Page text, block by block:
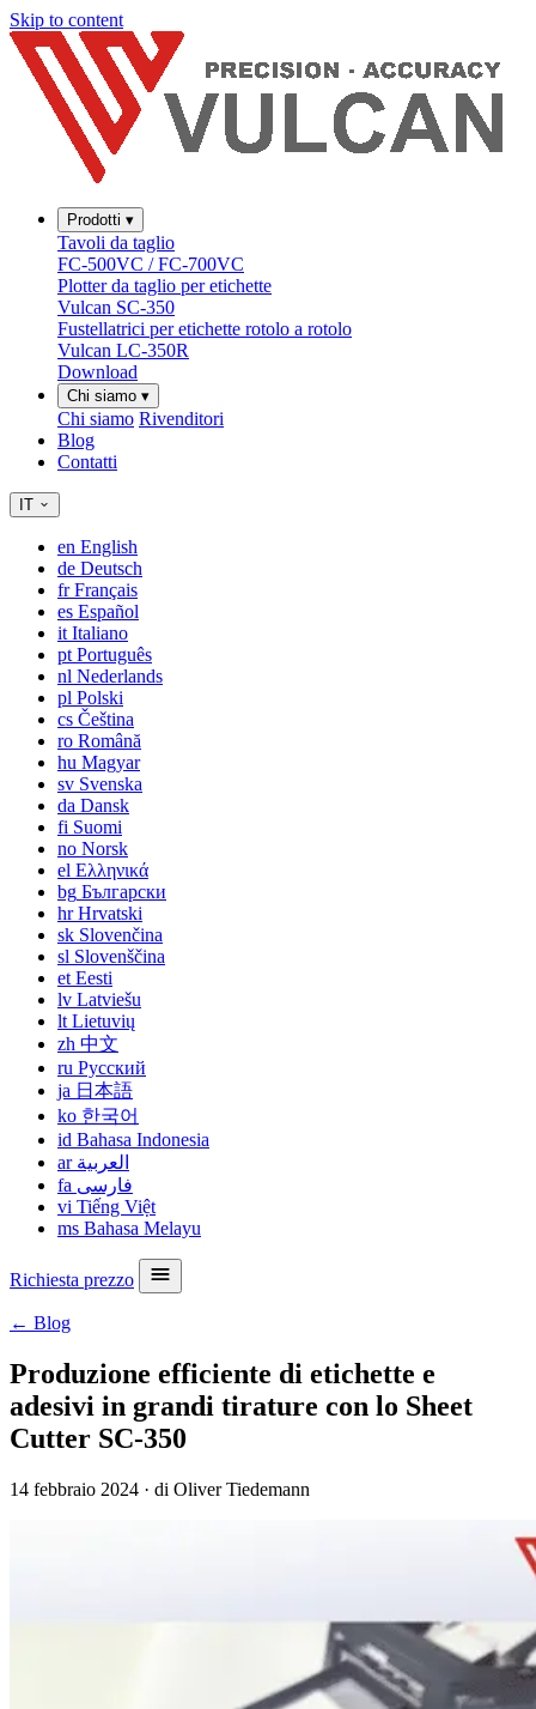
Skip to content
Prodotti ▾
Tavoli da taglio
FC-500VC / FC-700VC
Plotter da taglio per etichette
Vulcan SC-350
Fustellatrici per etichette rotolo a rotolo
Vulcan LC-350R
Download
Chi siamo ▾
Chi siamo Rivenditori
Blog
Contatti
IT
en English
de Deutsch
frFrançais
es Español
it Italiano
pt Português
nl Nederlands
pl Polski
cs Čeština
ro Română
hu Magyar
sv Svenska
da Dansk
fi Suomi
no Norsk
el Ελληνικά
bg Български
hrHrvatski
sk Slovenčina
sl Slovenščina
et Eesti
lv Latviešu
lt Lietuvių
zh 中文
ru Русский
ja 日本語
ko 한국어
id Bahasa Indonesia
ar العربية
fa فارسی
vi Tiếng Việt
ms Bahasa Melayu
Richiesta prezzo
← Blog
Produzione efficiente di etichette e
adesivi in grandi tirature con lo Sheet
Cutter SC-350
14 febbraio 2024 · di Oliver Tiedemann